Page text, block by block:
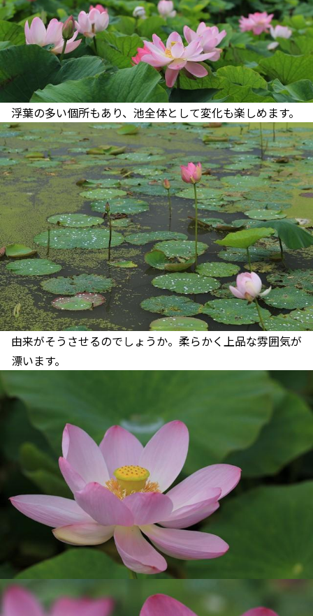
浮葉の多い個所もあり、池全体として変化も楽しめます。
由来がそうさせるのでしょうか。柔らかく上品な雰囲気が
漂います。